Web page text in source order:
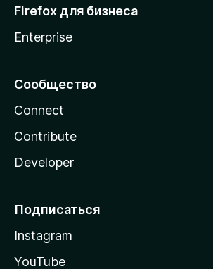
Firefox для бизнеса
Enterprise
Сообщество
Connect
Contribute
Developer
Подписаться
Instagram
YouTube